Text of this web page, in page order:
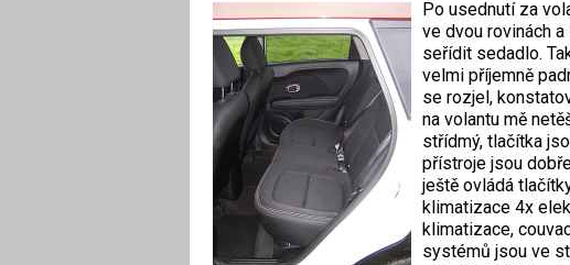
Po usednutí za
ve dvou rovinách
seřídit sedadlo.
velmi příjemně
se rozjel,
na volantu mě
střídmý, tlačítka
přístroje jsou
ještě ovládá
klimatizace 4x
klimatizace,
systémů jsou ve